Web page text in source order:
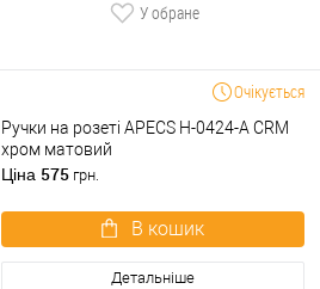
У обране
Очікується
Ручки на розеті APECS H-0424-A CRM
хром матовий
Ціна 575 грн.
В кошик
Детальніше